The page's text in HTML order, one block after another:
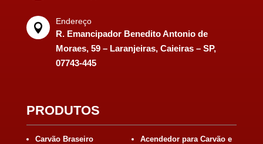

Endereço
R. Emancipador Benedito Antonio de
Moraes, 59 – Laranjeiras, Caieiras – SP,
07743-445
PRODUTOS
Carvão Braseiro
Acendedor para Carvão e